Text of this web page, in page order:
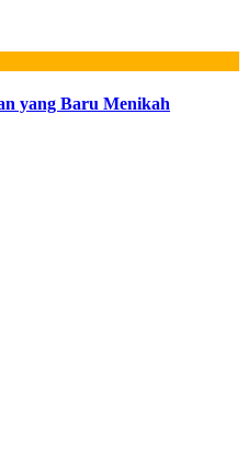
yang Baru Menikah